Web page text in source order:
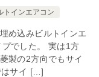
トインエアコン
め込みビルトインエ
でした。 実は1方
製の2方向でもサイ
はサイ […]